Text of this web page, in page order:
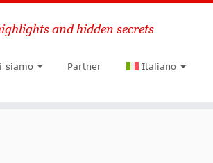
Ricercaand hidden secrets
siamo Partner Italiano